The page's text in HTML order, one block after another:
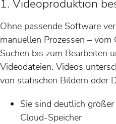
1. Videoproduktion
Ohne passende Software
manuellen Prozessen – vom
Suchen bis zum Bearbeiten
Videodateien. Videos
von statischen Bildern oder
Sie sind deutlich
Cloud-Speicher